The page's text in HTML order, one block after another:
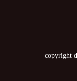
copyright